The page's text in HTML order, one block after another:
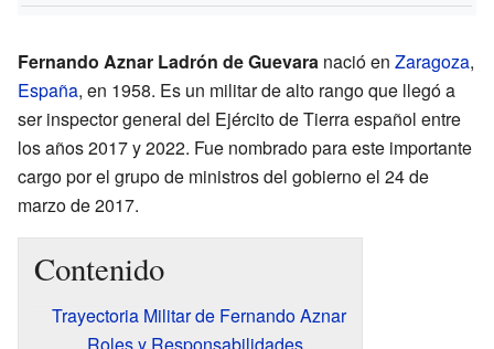
Fernando Aznar Ladrón de Guevara nació en Zaragoza,
España, en 1958. Es un militar de alto rango que llegó a
ser inspector general del Ejército de Tierra español entre
los años 2017 y 2022. Fue nombrado para este importante
cargo por el grupo de ministros del gobierno el 24 de
marzo de 2017.
Contenido
Trayectoria Militar de Fernando Aznar
Roles y Responsabilidades